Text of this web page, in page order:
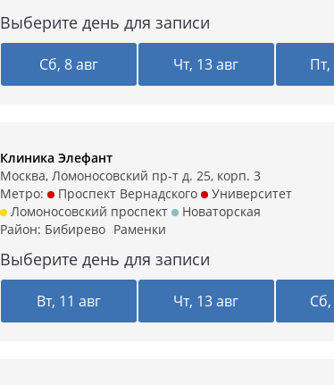
Выберите день для записи
Сб, 8 авг Чт, 13 авг Пт,
Клиника Элефант
Москва, Ломоносовский пр-т д. 25, корп. 3
Метро:
Проспект Вернадского
Университет
Ломоносовский проспект
Новаторская
Район: Бибирево Раменки
Выберите день для записи
Вт, 11 авг Чт, 13 авг Сб,